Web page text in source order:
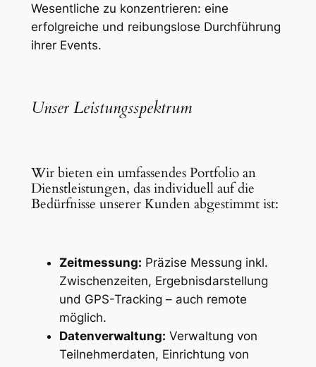
Wesentliche zu konzentrieren: eine
erfolgreiche und reibungslose Durchführung
ihrer Events.
Unser Leistungsspektrum
Wir bieten ein umfassendes Portfolio an
Dienstleistungen, das individuell auf die
Bedürfnisse unserer Kunden abgestimmt ist:
Zeitmessung: Präzise Messung inkl.
Zwischenzeiten, Ergebnisdarstellung
und GPS-Tracking – auch remote
möglich.
Datenverwaltung: Verwaltung von
Teilnehmerdaten, Einrichtung von